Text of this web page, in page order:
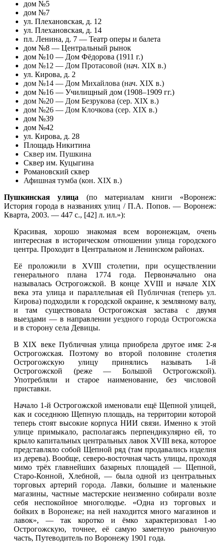
дом №5
дом №7
ул. Плехановская, д. 12
ул. Плехановская, д. 14
пл. Ленина, д. 7 — Театр оперы и балета
дом №8 — Центральный рынок
дом №10 — Дом Фёдорова (1911 г.)
дом №12 — Дом Протасовой (нач. ХIХ в.)
ул. ​Кирова, д. 2
дом №14 — Дом Михайлова (нач. XIX в.)
дом №16 — Училищный дом (1908–1909 гг.)
дом №20 — Дом Безрукова (сер. XIX в.)
дом №26 — Дом Клочкова (сер. ХIХ в.)
дом №39
дом №42
ул. Кирова, д. 28
Площадь Никитина
Сквер им. Пушкина
Сквер им. Куцыгина
Романовский сквер
Афишная тумба (кон. XIX в.)
Пушкинская улица (по материалам книги «Воронеж:
История города в названиях улиц / П.А. Попов. — Воронеж:
Кварта, 2003. — 447 с., [42] л. ил.»):
Красивая, хорошо знакомая всем воронежцам, очень
интересная в историческом отношении улица городского
центра. Проходит в Центральном и Ленинском районах.
Её проложили в XVIII столетии, при осуществлении
генерального плана 1774 года. Первоначально она
называлась Острогожской. В конце XVIII и начале XIX
века эта улица и параллельная ейПубличная (теперь ул.
Кирова) подходили к городской окраине, к земляному валу,
и там существовала Острогожская застава с двумя
выездами — в направленииуездного города Острогожска
и в сторону села Девицы.
В XIX веке Публичная улица приобрела другое имя: 2-я
Острогожская. Поэтому во второй половине столетия
Острогожскую улицу принялись называть 1-й
Острогожской (реже — Большой Острогожской).
Употребляли и старое наименование, без числовой
приставки.
Начало 1-й Острогожской именовали ещё Щепной улицей,
как и соседнюю Щепную площадь, на территории которой
теперь стоят высокие корпуса НИИ связи. Именно к этой
улице примыкало, располагаясь перпендикулярно ей, то
крыло капитальных центральных лавок XVIII века, которое
представляло собой Щепной ряд (там продавались изделия
из дерева). Вообще, северо-восточная часть улицы, проходя
мимо трёх главнейших базарных площадей — Щепной,
Старо-Конной, Хлебной, — была одной из центральных
торговых артерийгорода. Лавки, большие и маленькие
магазины, частные мастерские неизменно собирали возле
себя неспокойное многолюдье. «Одна из торговых и
бойких вВоронеже; на ней находится много магазинов и
лавок», — так коротко и ёмко характеризовал 1-ю
Острогожскую, точнее, её самую заметную рыночную
часть, Путеводитель по Воронежу 1901 года.